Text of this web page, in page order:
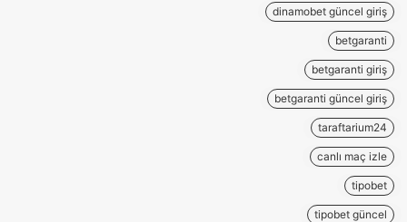
dinamobet güncel giriş
betgaranti
betgaranti giriş
betgaranti güncel giriş
taraftarium24
canlı maç izle
tipobet
tipobet güncel